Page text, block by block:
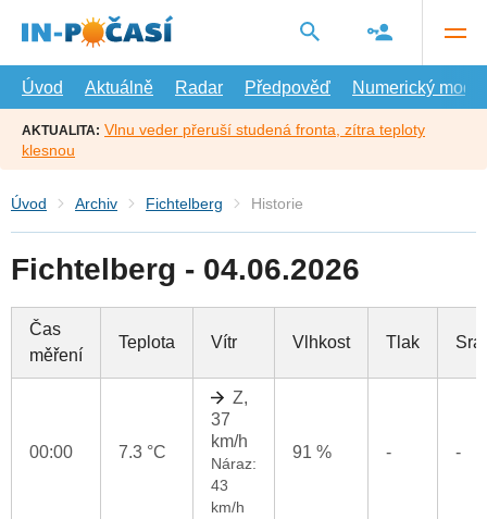
hlavní
Úvod
Aktuálně Radar Předpověď Numerický model
AKTUALITA: Vlnu veder přeruší studená fronta, zítra teploty
klesnou
Úvod Archiv Fichtelberg Historie
Fichtelberg - 04.06.2026
Čas
měření
Teplota Vítr Vlhkost Tlak
00:00 7.3 °C
Z,
37
km/h
Náraz:
43
km/h
91 % - -